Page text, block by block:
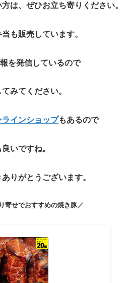
は、ぜひお立ち寄りください。
も販売しています。
を発信しているので
みてください。
ラインショップもあるので
いですね。
りがとうございます。
寄せでおすすめの焼き豚／